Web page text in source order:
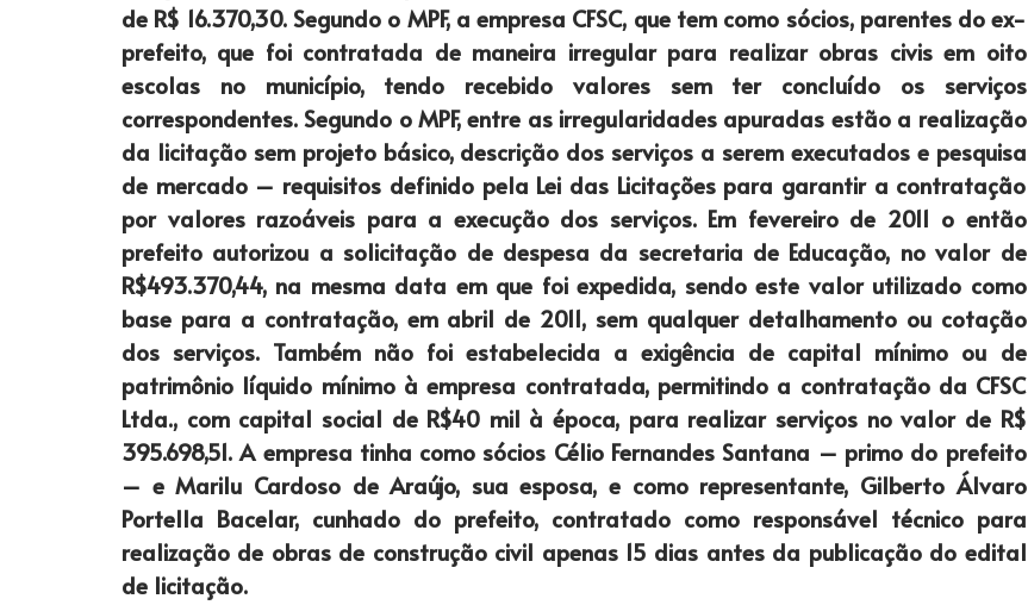
de R$ 16.370,30. Segundo o MPF, a empresa CFSC, que tem como sócios, parentes do ex-
prefeito, que foi contratada de maneira irregular para realizar obras civis em oito
escolas no município, tendo recebido valores sem ter concluído os serviços
correspondentes. Segundo o MPF, entre as irregularidades apuradas estão a realização
da licitação sem projeto básico, descrição dos serviços a serem executados e pesquisa
de mercado – requisitos definido pela Lei das Licitações para garantir a contratação
por valores razoáveis para a execução dos serviços. Em fevereiro de 2011 o então
prefeito autorizou a solicitação de despesa da secretaria de Educação, no valor de
R$493.370,44, na mesma data em que foi expedida, sendo este valor utilizado como
base para a contratação, em abril de 2011, sem qualquer detalhamento ou cotação
dos serviços. Também não foi estabelecida a exigência de capital mínimo ou de
patrimônio líquido mínimo à empresa contratada, permitindo a contratação da CFSC
Ltda., com capital social de R$40 mil à época, para realizar serviços no valor de R$
395.698,51. A empresa tinha como sócios Célio Fernandes Santana – primo do prefeito
– e Marilu Cardoso de Araújo, sua esposa, e como representante, Gilberto Álvaro
Portella Bacelar, cunhado do prefeito, contratado como responsável técnico para
realização de obras de construção civil apenas 15 dias antes da publicação do edital
de licitação.